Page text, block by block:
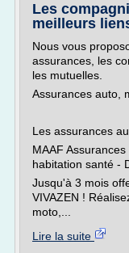
Les
meilleurs
Nous vous
assurances, les
les mutuelles.
Assurances auto,
Les assurances
MAAF
habitation santé -
Jusqu'à 3 mois
VIVAZEN !
moto,...
Lire la suite